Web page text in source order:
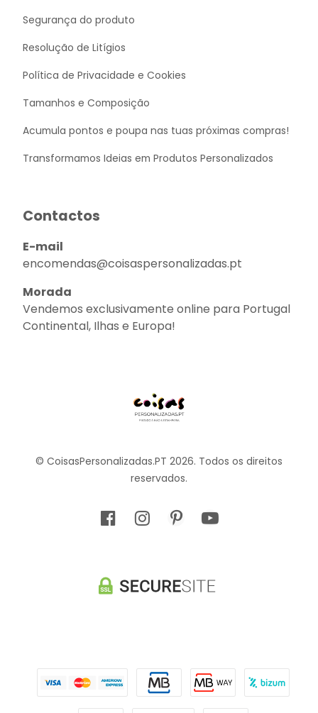
© CoisasPersonalizadas.PT 2026. Todos os direitos
reservados.
Segurança do produto
Resolução de Litígios
Política de Privacidade e Cookies
Tamanhos e Composição
Acumula pontos e poupa nas tuas próximas compras!
Transformamos Ideias em Produtos Personalizados
Contactos
E-mail
encomendas@coisaspersonalizadas.pt
Morada
Vendemos exclusivamente online para Portugal
Continental, Ilhas e Europa!